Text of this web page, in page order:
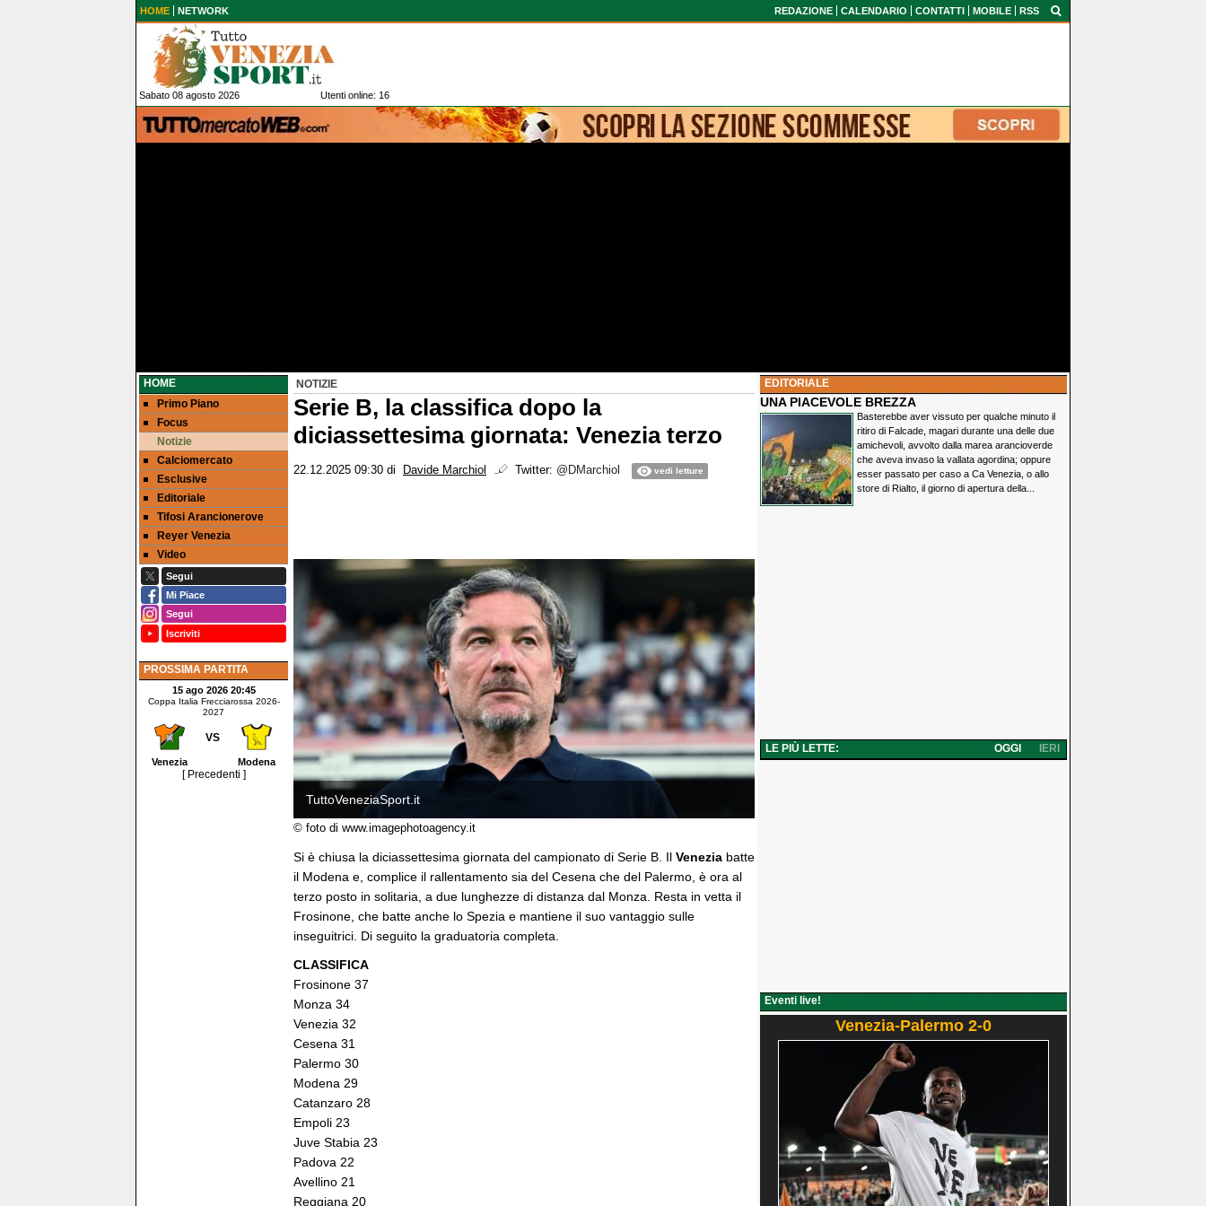
HOME NETWORK REDAZIONE CALENDARIO CONTATTI MOBILE RSS
Sabato 08 agosto 2026 Utenti online: 16
HOME
Primo Piano
Focus
Notizie
Calciomercato
Esclusive
Editoriale
Tifosi Arancionerove
Reyer Venezia
Video
Segui
Mi Piace
Segui
Iscriviti
PROSSIMA PARTITA
15 ago 2026 20:45
Coppa Italia Frecciarossa 2026-
2027
VS
Venezia Modena
[ Precedenti ]
NOTIZIE
Serie B, la classifica dopo la
diciassettesima giornata: Venezia terzo
22.12.2025 09:30 di Davide Marchiol Twitter: @DMarchiol vedi letture
TuttoVeneziaSport.it
© foto di www.imagephotoagency.it
Si è chiusa la diciassettesima giornata del campionato di Serie B. Il Venezia batte
il Modena e, complice il rallentamento sia del Cesena che del Palermo, è ora al
terzo posto in solitaria, a due lunghezze di distanza dal Monza. Resta in vetta il
Frosinone, che batte anche lo Spezia e mantiene il suo vantaggio sulle
inseguitrici. Di seguito la graduatoria completa.
CLASSIFICA
Frosinone 37
Monza 34
Venezia 32
Cesena 31
Palermo 30
Modena 29
Catanzaro 28
Empoli 23
Juve Stabia 23
Padova 22
Avellino 21
Reggiana 20
EDITORIALE
UNA PIACEVOLE BREZZA
Basterebbe aver vissuto per qualche minuto il
ritiro di Falcade, magari durante una delle due
amichevoli, avvolto dalla marea arancioverde
che aveva invaso la vallata agordina; oppure
esser passato per caso a Ca Venezia, o allo
store di Rialto, il giorno di apertura della...
LE PIÙ LETTE: IERI
OGGI
Eventi live!
Venezia-Palermo 2-0